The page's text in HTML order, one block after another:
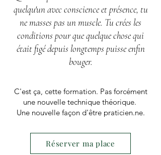
quelqu'un avec conscience et présence, tu
ne masses pas un muscle. Tu crées les
conditions pour que quelque chose qui
était figé depuis longtemps puisse enfin
bouger.
C'est ça, cette formation. Pas forcément
une nouvelle technique théorique.
Une nouvelle façon d'être praticien.ne.
Réserver ma place